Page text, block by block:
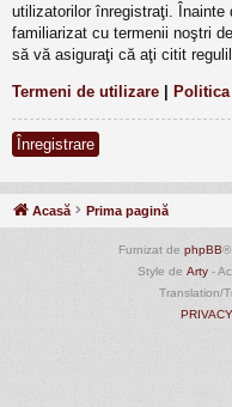
utilizatorilor înregistraţi.
familiarizat cu termenii noştri
să vă asiguraţi că aţi citit
Termeni de utilizare
Înregistrare
Acasă Prima pagină
Furnizat de phpBB®
Style de Arty-
Translation/